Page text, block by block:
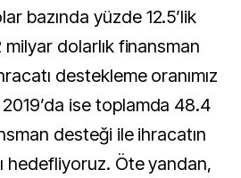
bazında yüzde 12.5’lik
dolarlık finansman
destekleme oranımız
ise toplamda 48.4
desteği ile ihracatın
hedefliyoruz. Öte yandan,